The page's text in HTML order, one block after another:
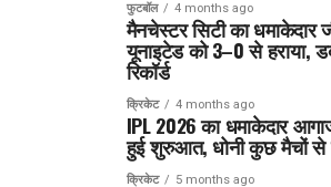
फुटबॉल 4 months ago
मैनचेस्टर सिटी का धमाकेदार
यूनाइटेड को 3–0 से हराया,
रिकॉर्ड
क्रिकेट 4 months ago
IPL 2026 का धमाकेदार
हुई शुरुआत, धोनी कुछ मैचों से
क्रिकेट 5 months ago